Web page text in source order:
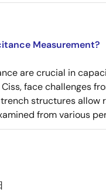
Measurement?
are crucial in
face challenges
structures allow
from various